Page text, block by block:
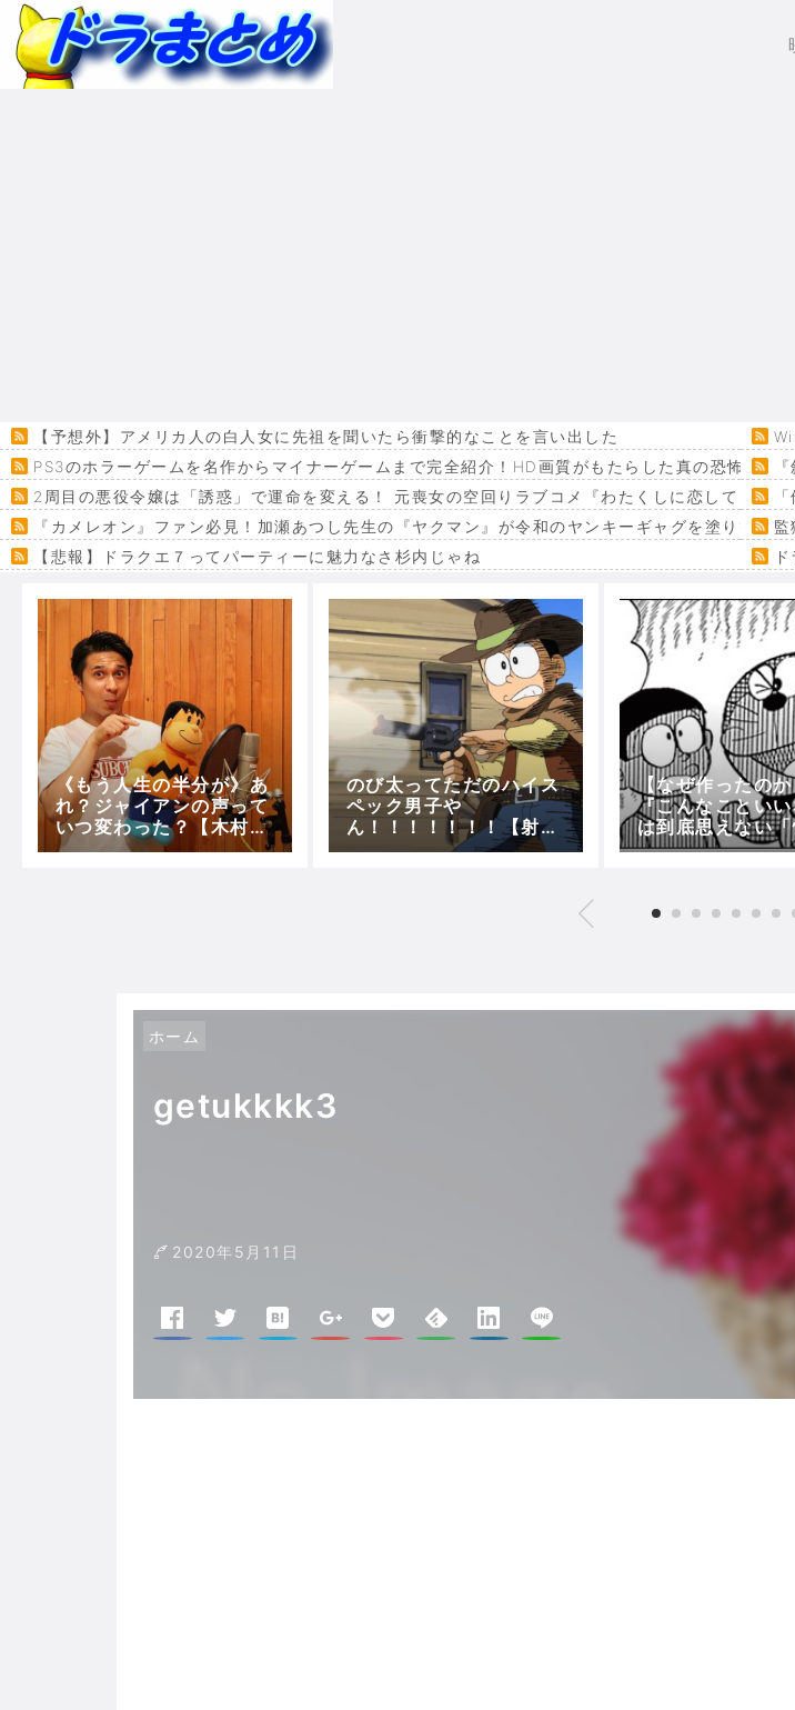
【予想外】アメリカ人の白人女に先祖を聞いたら衝撃的なことを言い出した
PS3のホラーゲームを名作からマイナーゲームまで完全紹介！HD画質がもたらした真の恐怖…
2周目の悪役令嬢は「誘惑」で運命を変える！ 元喪女の空回りラブコメ『わたくしに恋してくださ
『カメレオン』ファン必見！加瀬あつし先生の『ヤクマン』が令和のヤンキーギャグを塗り替える
【悲報】ドラクエ７ってパーティーに魅力なさ杉内じゃね
Powered by livedoor 相互RSS
《もう人生の半分が》あ
れ？ジャイアンの声って
いつ変わった？【木村
昴】
のび太ってただのハイス
ペック男子や
ん！！！！！！！【射
撃】【あやとり】【昼
【なぜ作ったの
『こんなことい
は到底思えない
ひみつ道具を挙
ホーム
getukkkk3
2020年5月11日